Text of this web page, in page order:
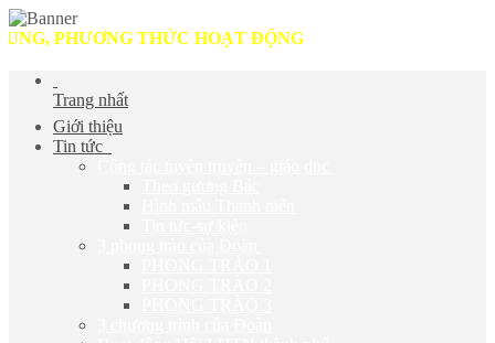
THỨC HOẠT ĐỘNG
Trang nhất
Giới thiệu
Tin tức